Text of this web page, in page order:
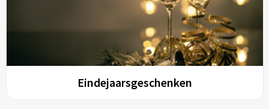
Eindejaarsgeschenken